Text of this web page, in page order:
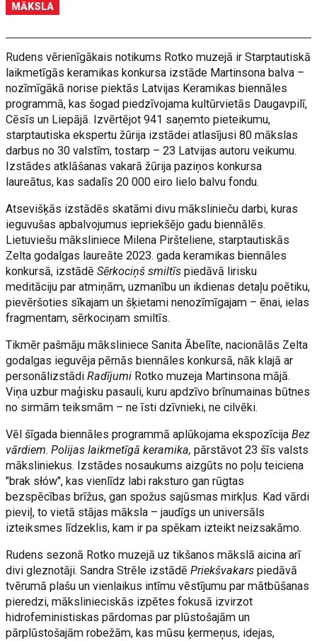
MĀKSLA
Rudens vērienīgākais notikums Rotko muzejā ir Starptautiskā
laikmetīgās keramikas konkursa izstāde Martinsona balva –
nozīmīgākā norise piektās Latvijas Keramikas biennāles
programmā, kas šogad piedzīvojama kultūrvietās Daugavpilī,
Cēsīs un Liepājā. Izvērtējot 941 saņemto pieteikumu,
starptautiska ekspertu žūrija izstādei atlasījusi 80 mākslas
darbus no 30 valstīm, tostarp – 23 Latvijas autoru veikumu.
Izstādes atklāšanas vakarā žūrija paziņos konkursa
laureātus, kas sadalīs 20 000 eiro lielo balvu fondu.
Atsevišķās izstādēs skatāmi divu mākslinieču darbi, kuras
ieguvušas apbalvojumus iepriekšējo gadu biennālēs.
Lietuviešu māksliniece Milena Piršteliene, starptautiskās
Zelta godalgas laureāte 2023. gada keramikas biennāles
konkursā, izstādēSērkociņš smiltīs piedāvā lirisku
meditāciju par atmiņām, uzmanību un ikdienas detaļu poētiku,
pievēršoties sīkajam un šķietami nenozīmīgajam – ēnai, ielas
fragmentam, sērkociņam smiltīs.
Tikmēr pašmāju māksliniece Sanita Ābelīte, nacionālās Zelta
godalgas ieguvēja pērnās biennāles konkursā, nāk klajā ar
personālizstādiRadījumi Rotko muzeja Martinsona mājā.
Viņa uzbur maģisku pasauli, kuru apdzīvo brīnumainas būtnes
no sirmām teiksmām – ne īsti dzīvnieki, ne cilvēki.
Vēl šīgada biennāles programmā aplūkojama ekspozīcijaBez
vārdiem.Polijas laikmetīgā keramika, pārstāvot 23 šīs valsts
māksliniekus. Izstādes nosaukums aizgūts no poļu teiciena
"brak słów", kas vienlīdz labi raksturo gan rūgtas
bezspēcības brīžus, gan spožus sajūsmas mirkļus. Kad vārdi
pieviļ, to vietā stājas māksla – jaudīgs un universāls
izteiksmes līdzeklis, kam ir pa spēkam izteikt neizsakāmo.
Rudens sezonā Rotko muzejā uz tikšanos mākslā aicina arī
divi gleznotāji. Sandra Strēle izstādēPriekšvakars piedāvā
tvērumā plašu un vienlaikus intīmu vēstījumu par mātbūšanas
pieredzi, mākslinieciskās izpētes fokusā izvirzot
hidrofeministiskas pārdomas par plūstošajām un
pārplūstošajām robežām, kas mūsu ķermeņus, idejas,